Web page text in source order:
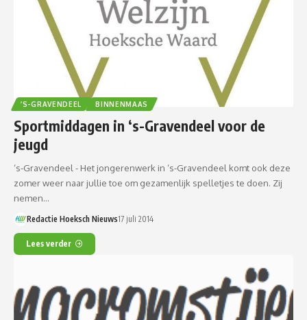
’S-GRAVENDEEL BINNENMAAS
Sportmiddagen in ‘s-Gravendeel voor de
jeugd
‘s-Gravendeel - Het jongerenwerk in ‘s-Gravendeel komt ook deze
zomer weer naar jullie toe om gezamenlijk spelletjes te doen. Zij
nemen…
Redactie Hoeksch Nieuws17 juli 2014
Lees verder